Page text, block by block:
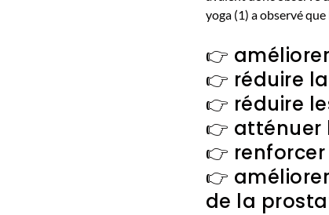
yoga (1) a observé
👉
👉 réduire
👉 réduire
👉 atténuer
👉
👉
de la